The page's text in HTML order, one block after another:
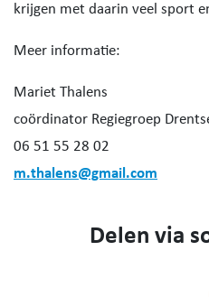
krijgen met daarin veel sport
Meer informatie:
Mariet Thalens
coördinator Regiegroep
06 51 55 28 02
m.thalens@gmail.com
Delen via